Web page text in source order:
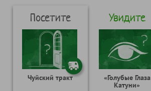
Посетите
Чуйский тракт
Увидите
«Голубые Глаза
Катуни»